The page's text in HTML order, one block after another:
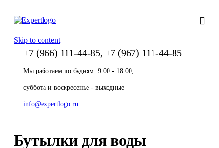
Skip to content
+7 (966) 111-44-85, +7 (967) 111-44-85
Мы работаем по будням: 9:00 - 18:00,
суббота и воскресенье - выходные
info@expertlogo.ru
Бутылки для воды